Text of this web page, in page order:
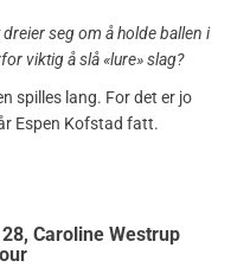
seg om å holde ballen i
viktig å slå «lure» slag?
spilles lang. For det er jo
Espen Kofstad fatt.
Caroline Westrup